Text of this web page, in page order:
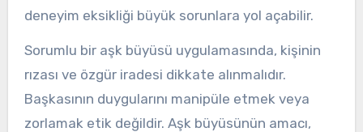
deneyim eksikliği büyük sorunlara yol açabilir.
Sorumlu bir aşk büyüsü uygulamasında, kişinin
rızası ve özgür iradesi dikkate alınmalıdır.
Başkasının duygularını manipüle etmek veya
zorlamak etik değildir. Aşk büyüsünün amacı,